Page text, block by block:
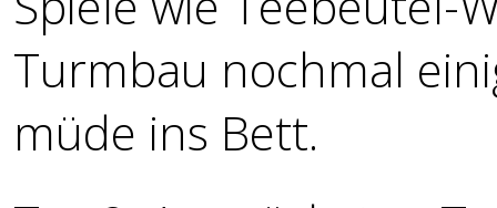
Turmbau nochmal
müde ins Bett.